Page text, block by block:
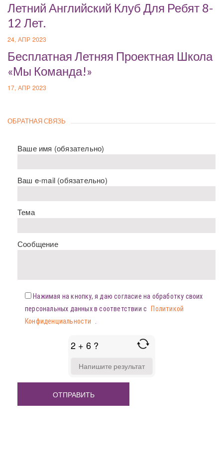
Летний Английский Клуб Для Ребят 8-
12 Лет.
24, АПР 2023
Бесплатная Летняя Проектная Школа
«Мы Команда!»
17, АПР 2023
ОБРАТНАЯ СВЯЗЬ
Ваше имя (обязательно)
Ваш e-mail (обязательно)
Тема
Сообщение
Нажимая на кнопку, я даю согласие на обработку своих
персональных данных в соответствии с
Политикой
Конфиденциальности
2 + 6 ?
FOR
+